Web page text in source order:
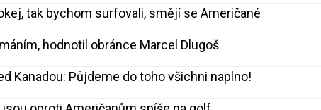
tak bychom surfovali, smějí se Američané
hodnotil obránce Marcel Dlugoš
Kanadou: Půjdeme do toho všichni naplno!